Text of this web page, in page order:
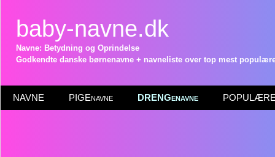
baby-navne.dk
Navne: Betydning og Oprindelse
Godkendte danske børnenavne + navneliste over top mest
NAVNE PIGEnavne DRENGenavne POPULÆRE